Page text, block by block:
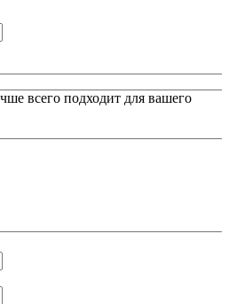
всего подходит для вашего